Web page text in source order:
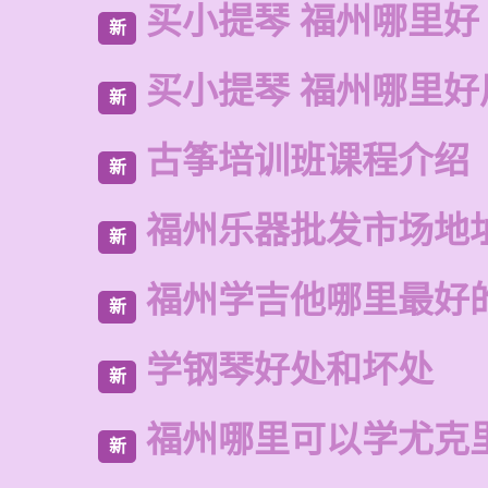
新 买小提琴 福州哪里好
新 买小提琴 福州哪里
新 古筝培训班课程介绍
新 福州乐器批发市场地
新 福州学吉他哪里最好
新 学钢琴好处和坏处
新 福州哪里可以学尤克